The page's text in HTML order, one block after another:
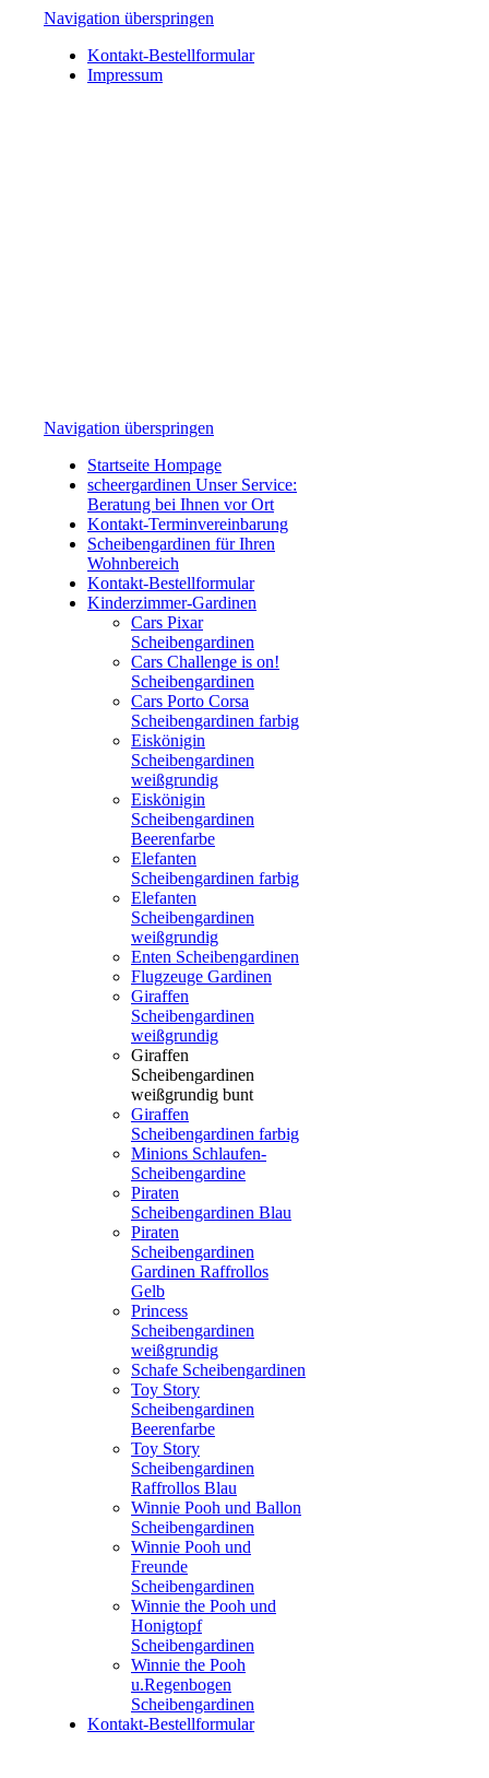
Navigation überspringen
Kontakt-Bestellformular
Impressum
Navigation überspringen
Startseite Hompage
scheergardinen Unser Service:
Beratung bei Ihnen vor Ort
Kontakt-Terminvereinbarung
Scheibengardinen für Ihren
Wohnbereich
Kontakt-Bestellformular
Kinderzimmer-Gardinen
Cars Pixar
Scheibengardinen
Cars Challenge is on!
Scheibengardinen
Cars Porto Corsa
Scheibengardinen farbig
Eiskönigin
Scheibengardinen
weißgrundig
Eiskönigin
Scheibengardinen
Beerenfarbe
Elefanten
Scheibengardinen farbig
Elefanten
Scheibengardinen
weißgrundig
Enten Scheibengardinen
Flugzeuge Gardinen
Giraffen
Scheibengardinen
weißgrundig
Giraffen
Scheibengardinen
weißgrundig bunt
Giraffen
Scheibengardinen farbig
Minions Schlaufen-
Scheibengardine
Piraten
Scheibengardinen Blau
Piraten
Scheibengardinen
Gardinen Raffrollos
Gelb
Princess
Scheibengardinen
weißgrundig
Schafe Scheibengardinen
Toy Story
Scheibengardinen
Beerenfarbe
Toy Story
Scheibengardinen
Raffrollos Blau
Winnie Pooh und Ballon
Scheibengardinen
Winnie Pooh und
Freunde
Scheibengardinen
Winnie the Pooh und
Honigtopf
Scheibengardinen
Winnie the Pooh
u.Regenbogen
Scheibengardinen
Kontakt-Bestellformular